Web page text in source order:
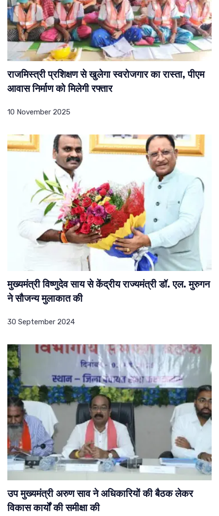
राजमिस्त्री प्रशिक्षण से खुलेगा स्वरोजगार का रास्ता, पीएम
आवास निर्माण को मिलेगी रफ्तार
10 November 2025
मुख्यमंत्री विष्णुदेव साय से केंद्रीय राज्यमंत्री डॉ. एल. मुरुगन
ने सौजन्य मुलाकात की
30 September 2024
उप मुख्यमंत्री अरुण साव ने अधिकारियों की बैठक लेकर
विकास कार्यों की समीक्षा की